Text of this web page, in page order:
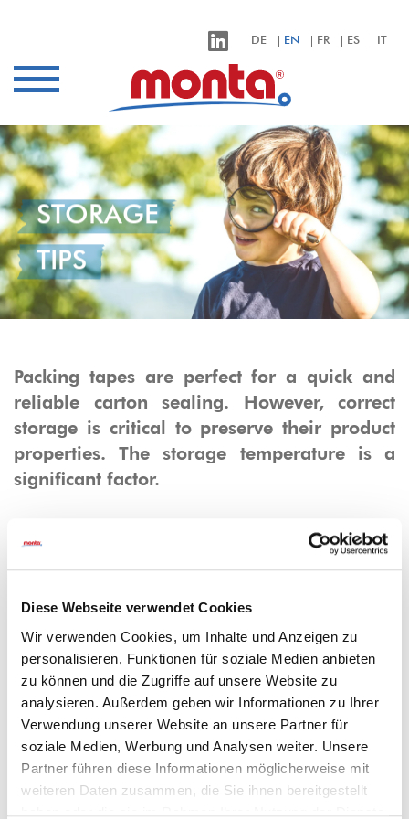
Diese Webseite verwendet Cookies
Wir verwenden Cookies, um Inhalte und Anzeigen zu
personalisieren, Funktionen für soziale Medien anbieten
zu können und die Zugriffe auf unsere Website zu
analysieren. Außerdem geben wir Informationen zu Ihrer
Verwendung unserer Website an unsere Partner für
soziale Medien, Werbung und Analysen weiter. Unsere
Partner führen diese Informationen möglicherweise mit
weiteren Daten zusammen, die Sie ihnen bereitgestellt
Products
sustainability
Company
Contact
DE EN FR ES IT
STORAGE
TIPS
Packing tapes are perfect for a quick and
reliable carton sealing. However, correct
storage is critical to preserve their product
properties. The storage temperature is a
significant factor.
Due to their structure and chemical
stored temporarily. Especially very high
temperatures during the summer and sub-
zero temperatures in winter affect the
product properties – even when stored in a
closed carton. As a consequence of improper
storage, the tape rolls may deform and their
adhesive properties may change, with the
adhesive becoming brittle or flaky.